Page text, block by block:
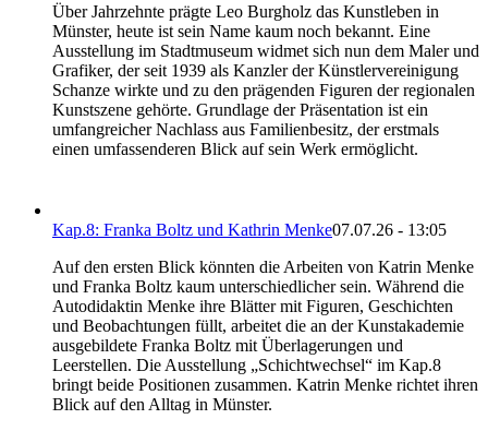
Über Jahrzehnte prägte Leo Burgholz das Kunstleben in
Münster, heute ist sein Name kaum noch bekannt. Eine
Ausstellung im Stadtmuseum widmet sich nun dem Maler und
Grafiker, der seit 1939 als Kanzler der Künstlervereinigung
Schanze wirkte und zu den prägenden Figuren der regionalen
Kunstszene gehörte. Grundlage der Präsentation ist ein
umfangreicher Nachlass aus Familienbesitz, der erstmals
einen umfassenderen Blick auf sein Werk ermöglicht.
Kap.8: Franka Boltz und Kathrin Menke07.07.26 - 13:05
Auf den ersten Blick könnten die Arbeiten von Katrin Menke
und Franka Boltz kaum unterschiedlicher sein. Während die
Autodidaktin Menke ihre Blätter mit Figuren, Geschichten
und Beobachtungen füllt, arbeitet die an der Kunstakademie
ausgebildete Franka Boltz mit Überlagerungen und
Leerstellen. Die Ausstellung „Schichtwechsel“ im Kap.8
bringt beide Positionen zusammen. Katrin Menke richtet ihren
Blick auf den Alltag in Münster.